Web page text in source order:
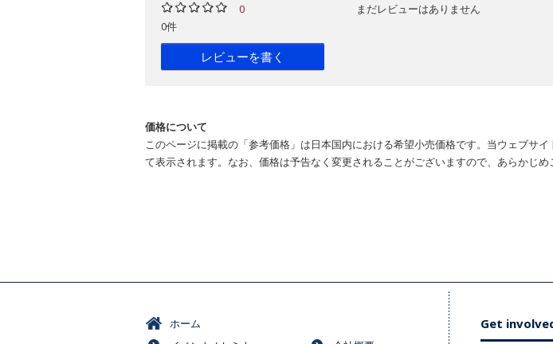
0
0件
レビューを書く
まだレビューはありません
価格について
このページに掲載の「参考価格」は日本国内における希望小売価格です。当ウェブサ
て表示されます。なお、価格は予告なく変更されることがございますので、あらかじめ
ホーム
Get